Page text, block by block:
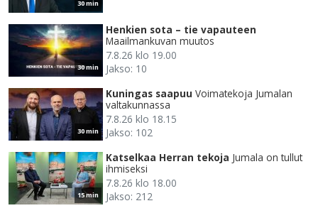
30 min
30 min
Henkien sota – tie vapauteen
Maailmankuvan muutos
7.8.26 klo 19.00
Jakso: 10
30 min
Kuningas saapuu Voimatekoja Jumalan
valtakunnassa
7.8.26 klo 18.15
Jakso: 102
15 min
Katselkaa Herran tekoja Jumala on tullut
ihmiseksi
7.8.26 klo 18.00
Jakso: 212